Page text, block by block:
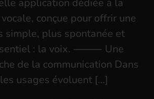
conçue pour offrir une
simple, plus spontanée et
: la voix. ⸻ Une
de la communication Dans
usages évoluent […]